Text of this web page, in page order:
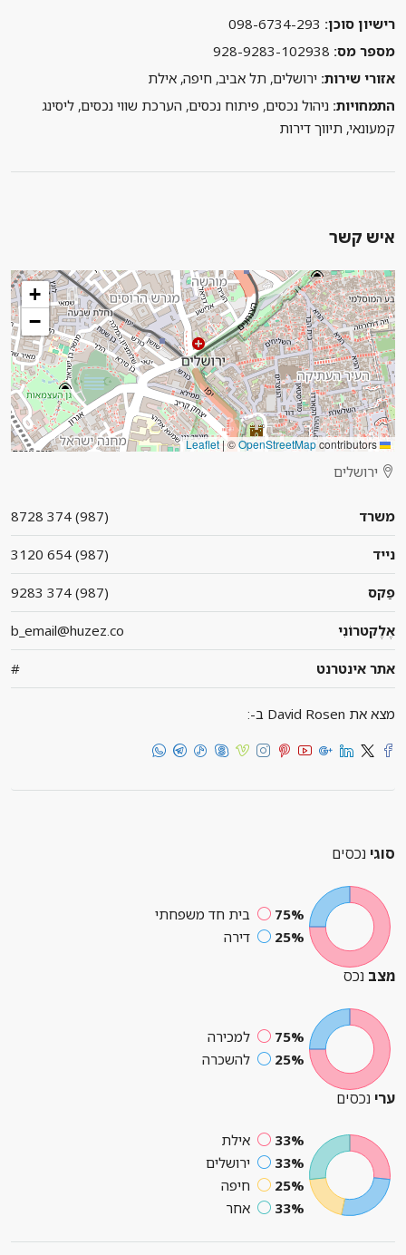
רישיון סוכן: 098-6734-293
מספר מס: 928-9283-102938
אזורי שירות: ירושלים, תל אביב, חיפה, אילת
התמחויות: ניהול נכסים, פיתוח נכסים, הערכת שווי נכסים, ליסינג
קמעונאי, תיווך דירות
איש קשר
+
−
|©OpenStreetMapcontributors
ירושלים
משרד (987) 374 8728
נייד (987) 654 3120
פַקס (987) 374 9283
אֶלֶקטרוֹנִי b_email@huzez.co
אתר אינטרנט #
מצא את David Rosen ב-:
סוגי נכסים
75%
בית חד משפחתי
25%
דירה
מצב נכס
75%
למכירה
25%
להשכרה
ערי נכסים
33%
אילת
33%
ירושלים
25%
חיפה
33%
אחר